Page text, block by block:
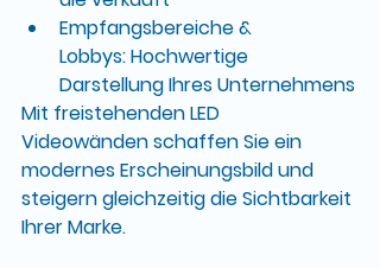
Empfangsbereiche &
Lobbys: Hochwertige
Darstellung Ihres Unternehmens
Mit freistehenden LED
Videowänden schaffen Sie ein
modernes Erscheinungsbild und
steigern gleichzeitig die Sichtbarkeit
Ihrer Marke.